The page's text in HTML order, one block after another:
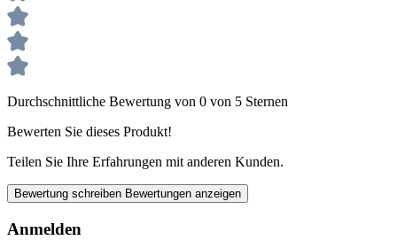
Durchschnittliche Bewertung von 0 von 5 Sternen
Bewerten Sie dieses Produkt!
Teilen Sie Ihre Erfahrungen mit anderen Kunden.
Bewertung schreiben Bewertungen anzeigen
Anmelden